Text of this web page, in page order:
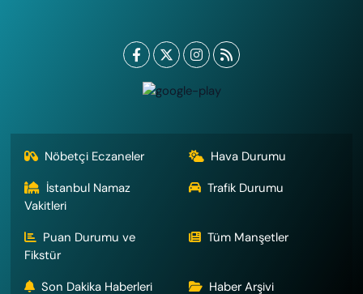
Nöbetçi Eczaneler
Hava Durumu
İstanbul Namaz
Vakitleri
Trafik Durumu
Puan Durumu ve
Fikstür
Tüm Manşetler
Son Dakika Haberleri Haber Arşivi